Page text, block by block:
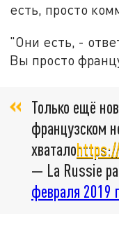
есть, просто
"Они есть, -
Вы просто
Только ещё
французском
хватало
— La Russie
февраля 2019